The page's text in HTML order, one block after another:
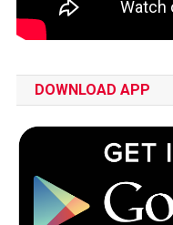
DOWNLOAD APP